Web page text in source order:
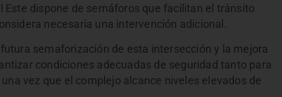
Este dispone de semáforos que facilitan el tránsito
necesaria una intervención adicional.
semaforización de esta intersección y la mejora
condiciones adecuadas de seguridad tanto para
vez que el complejo alcance niveles elevados de